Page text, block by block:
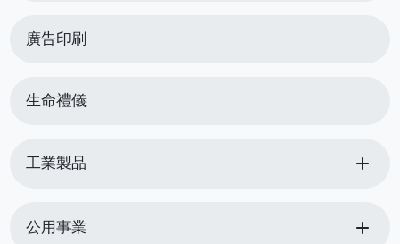
廣告印刷
生命禮儀
工業製品 add
公用事業 add